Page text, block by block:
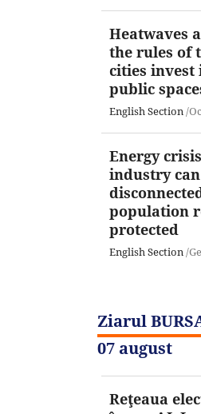
Heatwaves
the rules of
cities invest
public
English Section/
Energy
industry
population
protected
English Section/
Ziarul
07 august
Reţeaua